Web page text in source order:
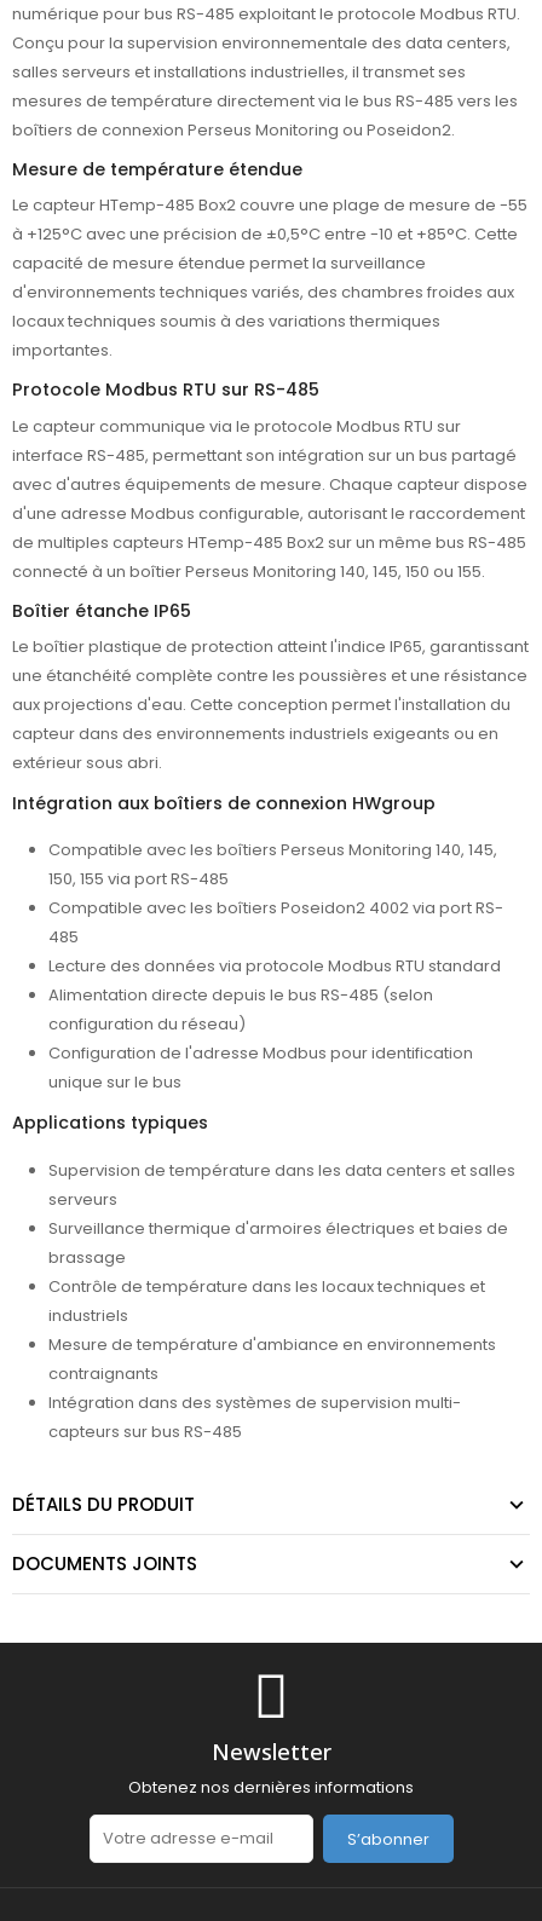
numérique pour bus RS-485 exploitant le protocole Modbus RTU.
Conçu pour la supervision environnementale des data centers,
salles serveurs et installations industrielles, il transmet ses
mesures de température directement via le bus RS-485 vers les
boîtiers de connexion Perseus Monitoring ou Poseidon2.
Mesure de température étendue
Le capteur HTemp-485 Box2 couvre une plage de mesure de -55
à +125°C avec une précision de ±0,5°C entre -10 et +85°C. Cette
capacité de mesure étendue permet la surveillance
d'environnements techniques variés, des chambres froides aux
locaux techniques soumis à des variations thermiques
importantes.
Protocole Modbus RTU sur RS-485
Le capteur communique via le protocole Modbus RTU sur
interface RS-485, permettant son intégration sur un bus partagé
avec d'autres équipements de mesure. Chaque capteur dispose
d'une adresse Modbus configurable, autorisant le raccordement
de multiples capteurs HTemp-485 Box2 sur un même bus RS-485
connecté à un boîtier Perseus Monitoring 140, 145, 150 ou 155.
Boîtier étanche IP65
Le boîtier plastique de protection atteint l'indice IP65, garantissant
une étanchéité complète contre les poussières et une résistance
aux projections d'eau. Cette conception permet l'installation du
capteur dans des environnements industriels exigeants ou en
extérieur sous abri.
Intégration aux boîtiers de connexion HWgroup
Compatible avec les boîtiers Perseus Monitoring 140, 145,
150, 155 via port RS-485
Compatible avec les boîtiers Poseidon2 4002 via port RS-
485
Lecture des données via protocole Modbus RTU standard
Alimentation directe depuis le bus RS-485 (selon
configuration du réseau)
Configuration de l'adresse Modbus pour identification
unique sur le bus
Applications typiques
Supervision de température dans les data centers et salles
serveurs
Surveillance thermique d'armoires électriques et baies de
brassage
Contrôle de température dans les locaux techniques et
industriels
Mesure de température d'ambiance en environnements
contraignants
Intégration dans des systèmes de supervision multi-
capteurs sur bus RS-485
DÉTAILS DU PRODUIT
DOCUMENTS JOINTS
Newsletter
Obtenez nos dernières informations
S’abonner